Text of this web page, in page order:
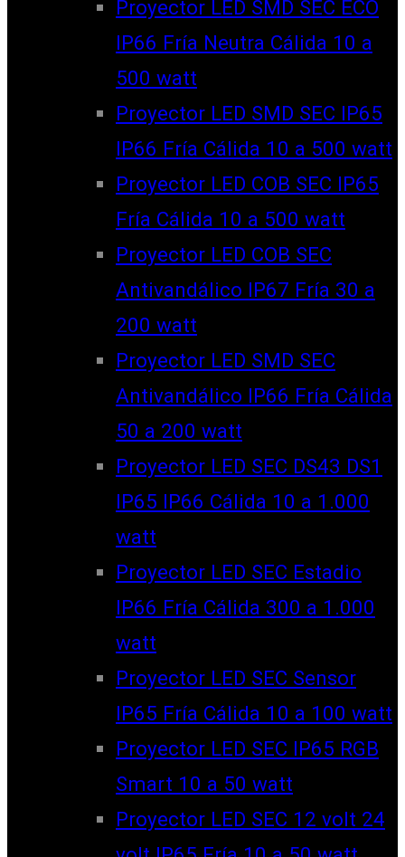
Proyector LED SMD SEC ECO
IP66 Fría Neutra Cálida 10 a
500 watt
Proyector LED SMD SEC IP65
IP66 Fría Cálida 10 a 500 watt
Proyector LED COB SEC IP65
Fría Cálida 10 a 500 watt
Proyector LED COB SEC
Antivandálico IP67 Fría 30 a
200 watt
Proyector LED SMD SEC
Antivandálico IP66 Fría Cálida
50 a 200 watt
Proyector LED SEC DS43 DS1
IP65 IP66 Cálida 10 a 1.000
watt
Proyector LED SEC Estadio
IP66 Fría Cálida 300 a 1.000
watt
Proyector LED SEC Sensor
IP65 Fría Cálida 10 a 100 watt
Proyector LED SEC IP65 RGB
Smart 10 a 50 watt
Proyector LED SEC 12 volt 24